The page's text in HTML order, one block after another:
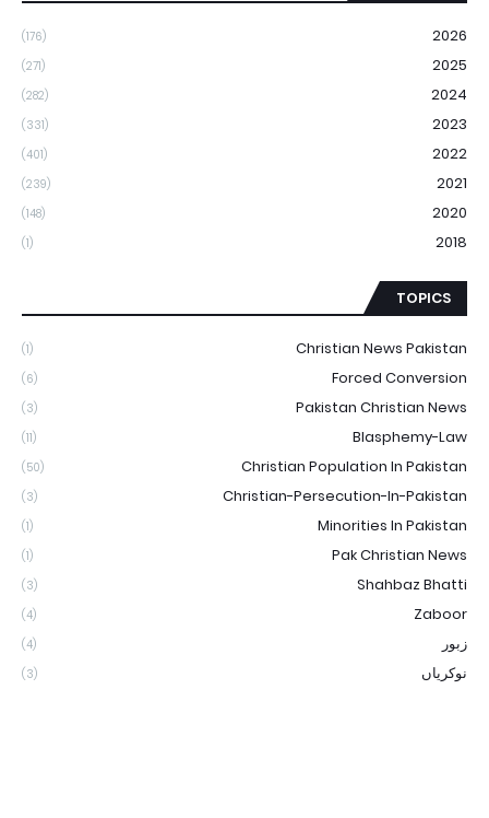
2026
(176)
2025
(271)
2024
(282)
2023
(331)
2022
(401)
2021
(239)
2020
(148)
2018
(1)
TOPICS
Christian News Pakistan
(1)
Forced Conversion
(6)
Pakistan Christian News
(3)
Blasphemy-Law
(11)
Christian Population In Pakistan
(50)
Christian-Persecution-In-Pakistan
(3)
Minorities In Pakistan
(1)
Pak Christian News
(1)
Shahbaz Bhatti
(3)
Zaboor
(4)
زبور (4)
نوکریاں (3)